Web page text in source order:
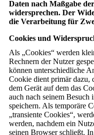
Daten nach Maßgabe
widersprechen. Der
die Verarbeitung für
Cookies und
Als „Cookies“ werden
Rechnern der Nutzer
können unterschiedliche
Cookie dient primär dazu,
dem Gerät auf dem das
auch nach seinem Besuch
speichern. Als temporäre
„transiente Cookies“,
werden, nachdem ein
seinen Browser schließt.